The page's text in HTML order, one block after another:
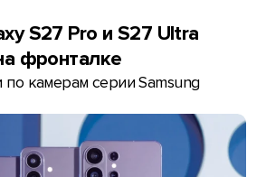
S27 Pro и S27 Ultra
фронталке
по камерам серии Samsung